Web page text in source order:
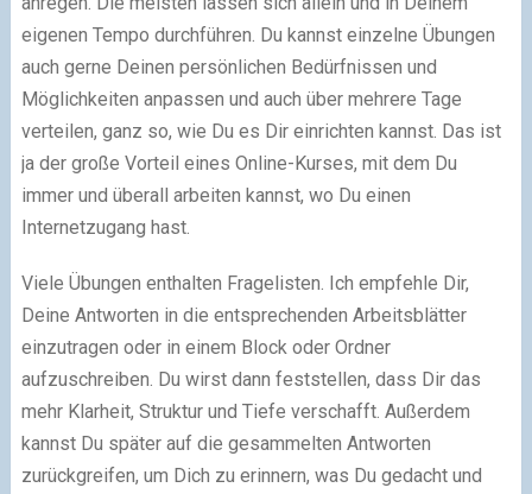
eigenen Tempo durchführen. Du kannst einzelne Übungen
auch gerne Deinen persönlichen Bedürfnissen und
Möglichkeiten anpassen und auch über mehrere Tage
verteilen, ganz so, wie Du es Dir einrichten kannst. Das ist
ja der große Vorteil eines Online-Kurses, mit dem Du
immer und überall arbeiten kannst, wo Du einen
Internetzugang hast.
Viele Übungen enthalten Fragelisten. Ich empfehle Dir,
Deine Antworten in die entsprechenden Arbeitsblätter
einzutragen oder in einem Block oder Ordner
aufzuschreiben. Du wirst dann feststellen, dass Dir das
mehr Klarheit, Struktur und Tiefe verschafft. Außerdem
kannst Du später auf die gesammelten Antworten
zurückgreifen, um Dich zu erinnern, was Du gedacht und